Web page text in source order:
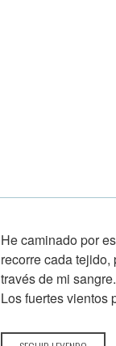
He caminado por
recorre cada
través de mi
Los fuertes vientos